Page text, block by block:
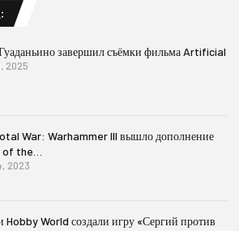
завершил съёмки фильма Artificial
2025
War: Warhammer III вышло дополнение
the…
2023
Hobby World создали игру «Сергий против